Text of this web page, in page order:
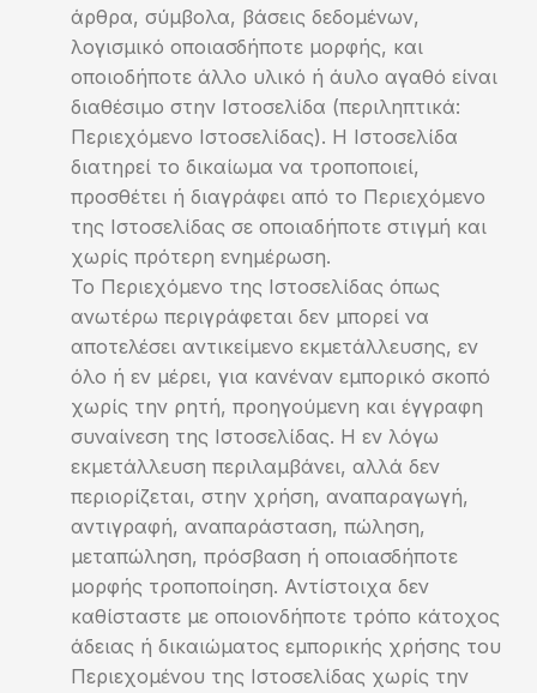
άρθρα, σύμβολα, βάσεις δεδομένων,
λογισμικό οποιασδήποτε μορφής, και
οποιοδήποτε άλλο υλικό ή άυλο αγαθό είναι
διαθέσιμο στην Ιστοσελίδα (περιληπτικά:
Περιεχόμενο Ιστοσελίδας). Η Ιστοσελίδα
διατηρεί το δικαίωμα να τροποποιεί,
προσθέτει ή διαγράφει από το Περιεχόμενο
της Ιστοσελίδας σε οποιαδήποτε στιγμή και
χωρίς πρότερη ενημέρωση.
Το Περιεχόμενο της Ιστοσελίδας όπως
ανωτέρω περιγράφεται δεν μπορεί να
αποτελέσει αντικείμενο εκμετάλλευσης, εν
όλο ή εν μέρει, για κανέναν εμπορικό σκοπό
χωρίς την ρητή, προηγούμενη και έγγραφη
συναίνεση της Ιστοσελίδας. Η εν λόγω
εκμετάλλευση περιλαμβάνει, αλλά δεν
περιορίζεται, στην χρήση, αναπαραγωγή,
αντιγραφή, αναπαράσταση, πώληση,
μεταπώληση, πρόσβαση ή οποιασδήποτε
μορφής τροποποίηση. Αντίστοιχα δεν
καθίσταστε με οποιονδήποτε τρόπο κάτοχος
άδειας ή δικαιώματος εμπορικής χρήσης του
Περιεχομένου της Ιστοσελίδας χωρίς την